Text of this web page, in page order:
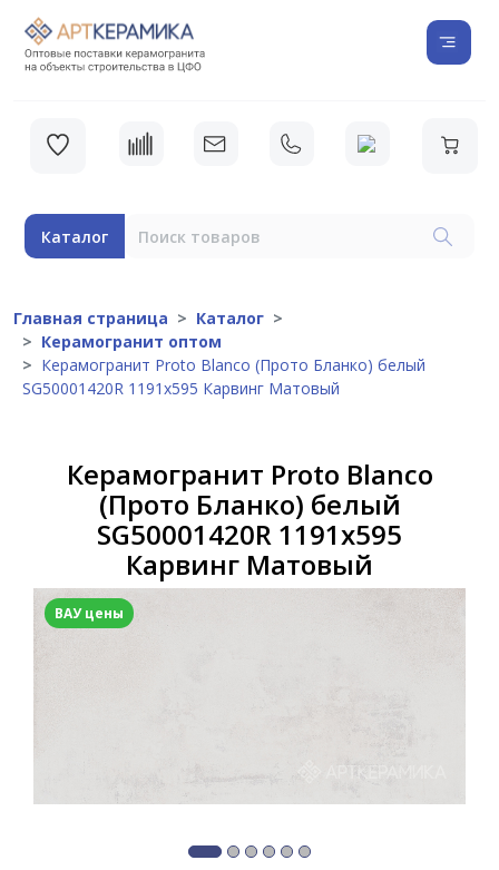
Каталог
Главная страница
Каталог
Керамогранит оптом
Керамогранит Proto Blanco (Прото Бланко) белый
SG50001420R 1191x595 Карвинг Матовый
Керамогранит Proto Blanco
(Прото Бланко) белый
SG50001420R 1191x595
Карвинг Матовый
ВАУ цены